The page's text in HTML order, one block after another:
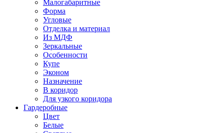
Малогабаритные
Форма
Угловые
Отделка и материал
Из МДФ
Зеркальные
Особенности
Купе
Эконом
Назначение
В коридор
Для узкого коридора
Гардеробные
Цвет
Белые